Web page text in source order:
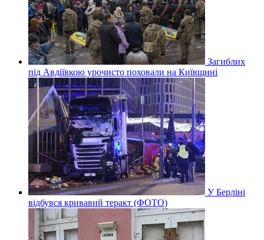
Загиблих
під Авдіївкою урочисто поховали на Київщині
У Берліні
відбувся кривавий теракт (ФОТО)